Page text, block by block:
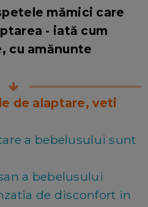
mămici care
- iată cum
cu amănunte
de alaptare, veti
a bebelusului sunt
a bebelusului
de disconfort in